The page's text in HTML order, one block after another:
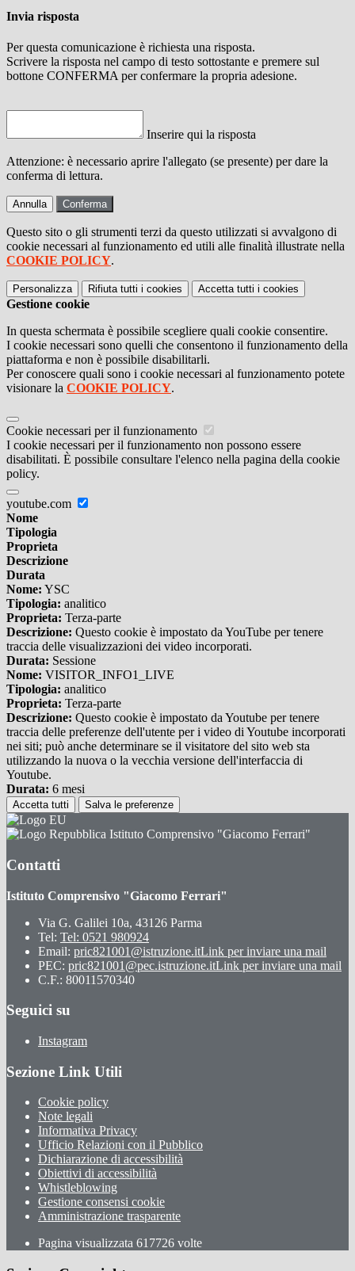
Invia risposta
Per questa comunicazione è richiesta una risposta.
Scrivere la risposta nel campo di testo sottostante e premere sul
bottone CONFERMA per confermare la propria adesione.
Inserire qui la risposta
Attenzione: è necessario aprire l'allegato (se presente) per dare la
conferma di lettura.
Annulla Conferma
Questo sito o gli strumenti terzi da questo utilizzati si avvalgono di
cookie necessari al funzionamento ed utili alle finalità illustrate nella
COOKIE POLICY.
Personalizza Rifiuta tutti i cookies Accetta tutti i cookies
Gestione cookie
In questa schermata è possibile scegliere quali cookie consentire.
I cookie necessari sono quelli che consentono il funzionamento della
piattaforma e non è possibile disabilitarli.
Per conoscere quali sono i cookie necessari al funzionamento potete
visionare la COOKIE POLICY.
Cookie necessari per il funzionamento
I cookie necessari per il funzionamento non possono essere
disabilitati. È possibile consultare l'elenco nella pagina della cookie
policy.
youtube.com
Nome
Tipologia
Proprieta
Descrizione
Durata
Nome: YSC
Tipologia: analitico
Proprieta: Terza-parte
Descrizione: Questo cookie è impostato da YouTube per tenere
traccia delle visualizzazioni dei video incorporati.
Durata: Sessione
Nome: VISITOR_INFO1_LIVE
Tipologia: analitico
Proprieta: Terza-parte
Descrizione: Questo cookie è impostato da Youtube per tenere
traccia delle preferenze dell'utente per i video di Youtube incorporati
nei siti; può anche determinare se il visitatore del sito web sta
utilizzando la nuova o la vecchia versione dell'interfaccia di
Youtube.
Durata: 6 mesi
Accetta tutti Salva le preferenze
Istituto Comprensivo "Giacomo Ferrari"
Contatti
Istituto Comprensivo "Giacomo Ferrari"
Via G. Galilei 10a, 43126 Parma
Tel: Tel: 0521 980924
Email: pric821001@istruzione.itLink per inviare una mail
PEC: pric821001@pec.istruzione.itLink per inviare una mail
C.F.: 80011570340
Seguici su
Instagram
Sezione Link Utili
Cookie policy
Note legali
Informativa Privacy
Ufficio Relazioni con il Pubblico
Dichiarazione di accessibilità
Obiettivi di accessibilità
Whistleblowing
Gestione consensi cookie
Amministrazione trasparente
Pagina visualizzata 617726 volte